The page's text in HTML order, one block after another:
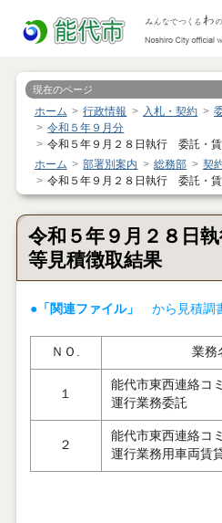
現在のページ
ホーム 行政情報 入札・契約
令和５年９月分
令和５年９月２８日執行 委託・
ホーム
部署別案内 総務部
契
令和５年９月２８日執行 委託・
令和５年９月２８日
等見積徴取結果
●「関連ファイル」 から見積調
ＮＯ. 業務
１
能代市東西連絡コ
運行業務委託
２
能代市東西連絡コ
運行業務用車両賃